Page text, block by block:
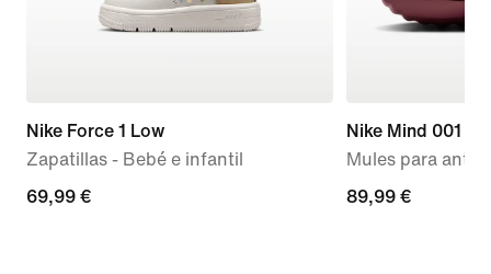
Nike Force 1 Low
Zapatillas - Bebé e infantil
69,99 €
69,99 €
Nike Mind 001
Mules para
89,99 €
89,99 €